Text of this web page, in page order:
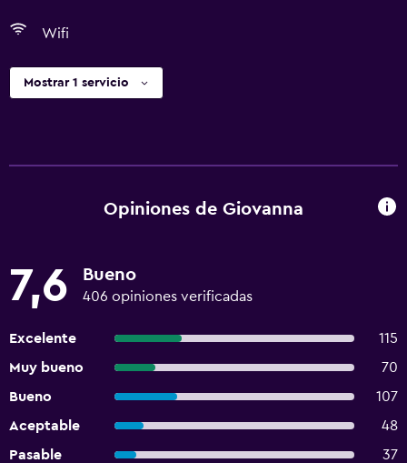
Wifi
Mostrar 1 servicio
Opiniones de Giovanna
7,6 Bueno
406 opiniones verificadas
Excelente
115
Muy bueno
70
Bueno
107
Aceptable
48
Pasable
37